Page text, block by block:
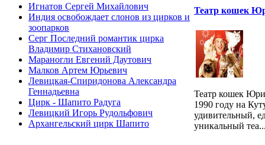
Игнатов Сергей Михайлович
Индия освобождает слонов из цирков и
зоопарков
Серг Последний романтик цирка
Владимир Стихановский
Мараногли Евгений Даутович
Малков Артем Юрьевич
Левицкая-Спиридонова Александра
Геннадьевна
Цирк - Шапито Радуга
Левицкий Игорь Рудольфович
Архангельский цирк Шапито
Театр кошек
Театр кошек
1990 году на
удивительный,
уникальный